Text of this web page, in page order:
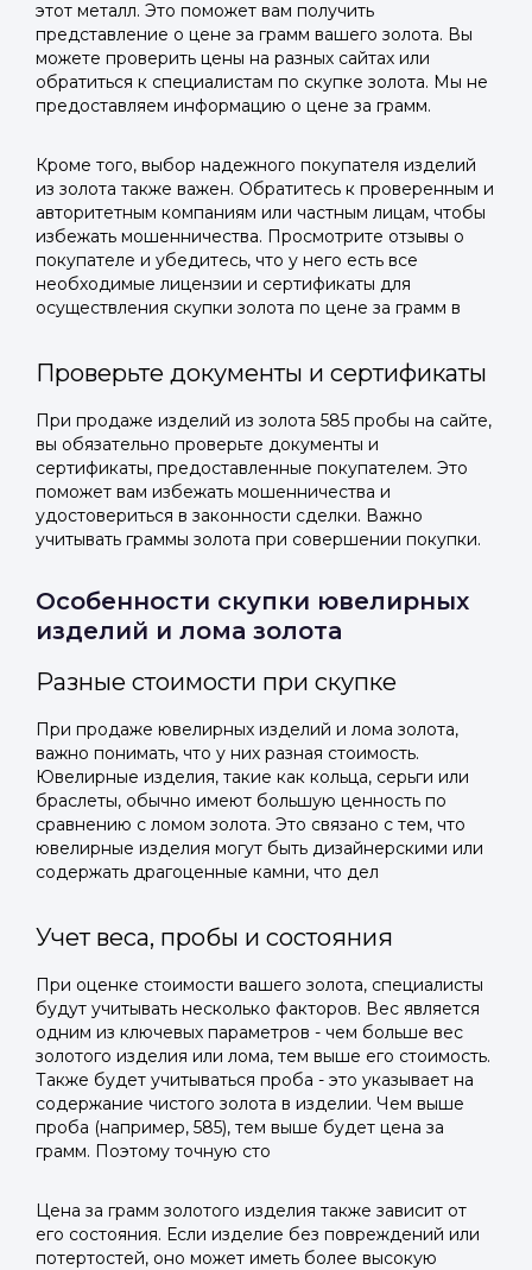
этот металл. Это поможет вам получить
представление о цене за грамм вашего золота. Вы
можете проверить цены на разных сайтах или
обратиться к специалистам по скупке золота. Мы не
предоставляем информацию о цене за грамм.
Кроме того, выбор надежного покупателя изделий
из золота также важен. Обратитесь к проверенным и
авторитетным компаниям или частным лицам, чтобы
избежать мошенничества. Просмотрите отзывы о
покупателе и убедитесь, что у него есть все
необходимые лицензии и сертификаты для
осуществления скупки золота по цене за грамм в
Проверьте документы и сертификаты
При продаже изделий из золота 585 пробы на сайте,
вы обязательно проверьте документы и
сертификаты, предоставленные покупателем. Это
поможет вам избежать мошенничества и
удостовериться в законности сделки. Важно
учитывать граммы золота при совершении покупки.
Особенности скупки ювелирных
изделий и лома золота
Разные стоимости при скупке
При продаже ювелирных изделий и лома золота,
важно понимать, что у них разная стоимость.
Ювелирные изделия, такие как кольца, серьги или
браслеты, обычно имеют большую ценность по
сравнению с ломом золота. Это связано с тем, что
ювелирные изделия могут быть дизайнерскими или
содержать драгоценные камни, что дел
Учет веса, пробы и состояния
При оценке стоимости вашего золота, специалисты
будут учитывать несколько факторов. Вес является
одним из ключевых параметров - чем больше вес
золотого изделия или лома, тем выше его стоимость.
Также будет учитываться проба - это указывает на
содержание чистого золота в изделии. Чем выше
проба (например, 585), тем выше будет цена за
грамм. Поэтому точную сто
Цена за грамм золотого изделия также зависит от
его состояния. Если изделие без повреждений или
потертостей, оно может иметь более высокую